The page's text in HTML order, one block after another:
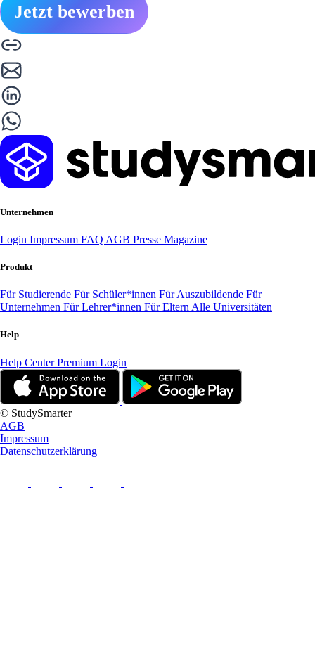
Jetzt bewerben
Unternehmen
Login Impressum FAQ AGB Presse Magazine
Produkt
Für Studierende Für Schüler*innen Für Auszubildende Für
Unternehmen Für Lehrer*innen Für Eltern Alle Universitäten
Help
Help CenterPremium Login
© StudySmarter
AGB
Impressum
Datenschutzerklärung